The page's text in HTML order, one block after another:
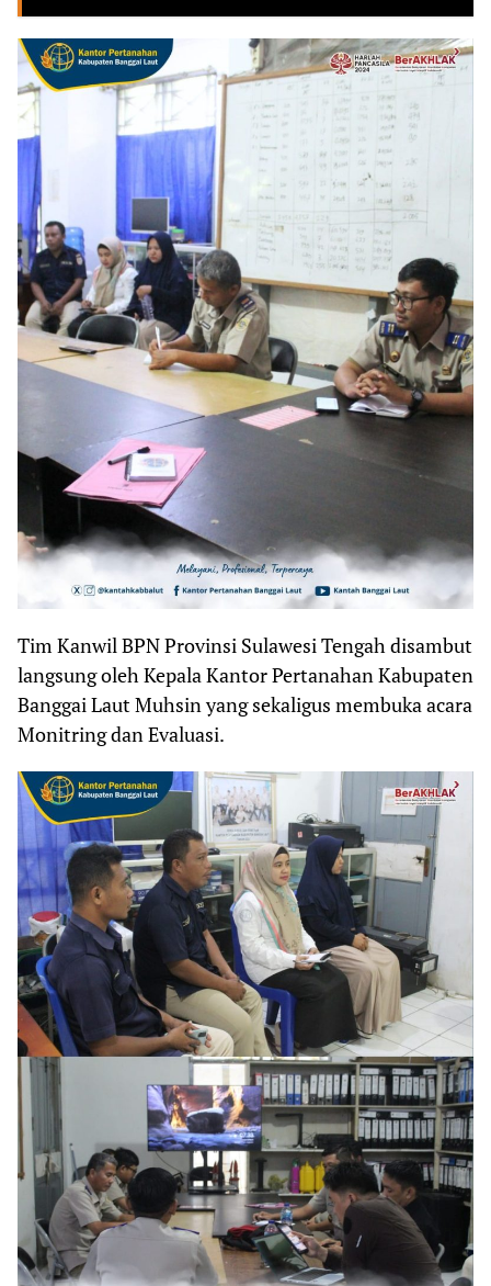
Tim Kanwil BPN Provinsi Sulawesi Tengah disambut
langsung oleh Kepala Kantor Pertanahan Kabupaten
Banggai Laut Muhsin yang sekaligus membuka acara
Monitring dan Evaluasi.